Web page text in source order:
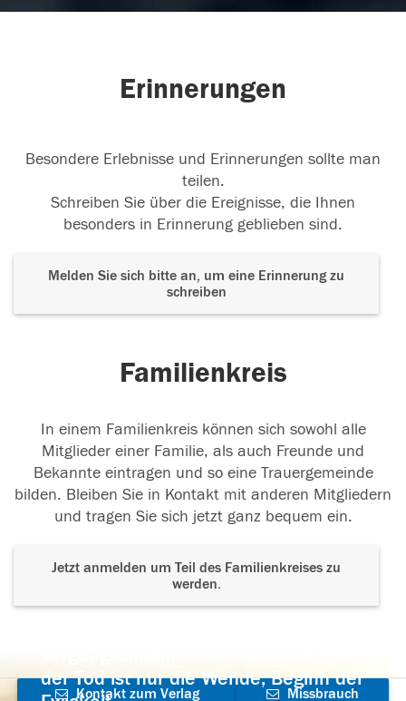
Erinnerungen
Besondere Erlebnisse und Erinnerungen sollte man
teilen.
Schreiben Sie über die Ereignisse, die Ihnen
besonders in Erinnerung geblieben sind.
Melden Sie sich bitte an, um eine Erinnerung zu
schreiben
Familienkreis
In einem Familienkreis können sich sowohl alle
Mitglieder einer Familie, als auch Freunde und
Bekannte eintragen und so eine Trauergemeinde
bilden. Bleiben Sie in Kontakt mit anderen Mitgliedern
und tragen Sie sich jetzt ganz bequem ein.
Jetzt anmelden um Teil des Familienkreises zu
werden.
der Tod ist nur die Wende, Beginn der
Kontakt zum Verlag Missbrauch